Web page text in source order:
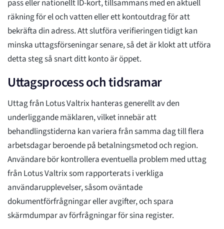
pass eller nationellt ID-kort, tillsammans med en aktuell
räkning för el och vatten eller ett kontoutdrag för att
bekräfta din adress. Att slutföra verifieringen tidigt kan
minska uttagsförseningar senare, så det är klokt att utföra
detta steg så snart ditt konto är öppet.
Uttagsprocess och tidsramar
Uttag från Lotus Valtrix hanteras generellt av den
underliggande mäklaren, vilket innebär att
behandlingstiderna kan variera från samma dag till flera
arbetsdagar beroende på betalningsmetod och region.
Användare bör kontrollera eventuella problem med uttag
från Lotus Valtrix som rapporterats i verkliga
användarupplevelser, såsom oväntade
dokumentförfrågningar eller avgifter, och spara
skärmdumpar av förfrågningar för sina register.